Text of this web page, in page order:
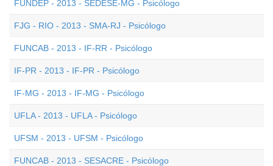
FUNDEP - 2013 - SEDESE-MG - Psicólogo
FJG - RIO - 2013 - SMA-RJ - Psicólogo
FUNCAB - 2013 - IF-RR - Psicólogo
IF-PR - 2013 - IF-PR - Psicólogo
IF-MG - 2013 - IF-MG - Psicólogo
UFLA - 2013 - UFLA - Psicólogo
UFSM - 2013 - UFSM - Psicólogo
FUNCAB - 2013 - SESACRE - Psicólogo